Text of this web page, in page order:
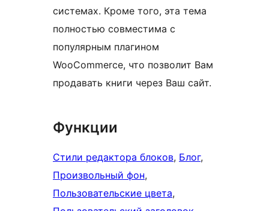
системах. Кроме того, эта тема
полностью совместима с
популярным плагином
WooCommerce, что позволит Вам
продавать книги через Ваш сайт.
Функции
Стили редактора блоков, Блог
Произвольный фон
Пользовательские цвета